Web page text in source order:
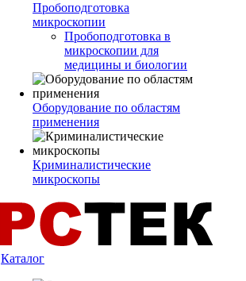
Пробоподготовка
микроскопии
Пробоподготовка в
микроскопии для
медицины и биологии
Оборудование по областям
применения
Криминалистические
микроскопы
Каталог